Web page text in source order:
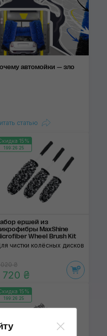
автомойки — зло
статью
15%
199:26:25
ершей из
MaxShine
Wheel Brush Kit
чистки колёсных дисков
₴
720 ₴
15%
199:26:25